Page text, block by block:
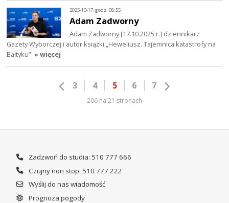
2025-10-17, godz. 08:55
Adam Zadworny
Adam Zadworny [17.10.2025 r.] dziennikarz
Gazety Wyborczej i autor książki „Heweliusz. Tajemnica katastrofy na
Bałtyku” » więcej
3 4 5 6 7
206 na 21 stronach
Zadzwoń do studia: 510 777 666
Czujny non stop: 510 777 222
Wyślij do nas wiadomość
Prognoza pogody